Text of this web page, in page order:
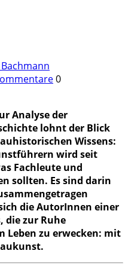
0
Analyse der
lohnt der Blick
Wissens:
wird seit
Fachleute und
sollten. Es sind darin
die AutorInnen einer
die zur Ruhe
Leben zu erwecken: mit